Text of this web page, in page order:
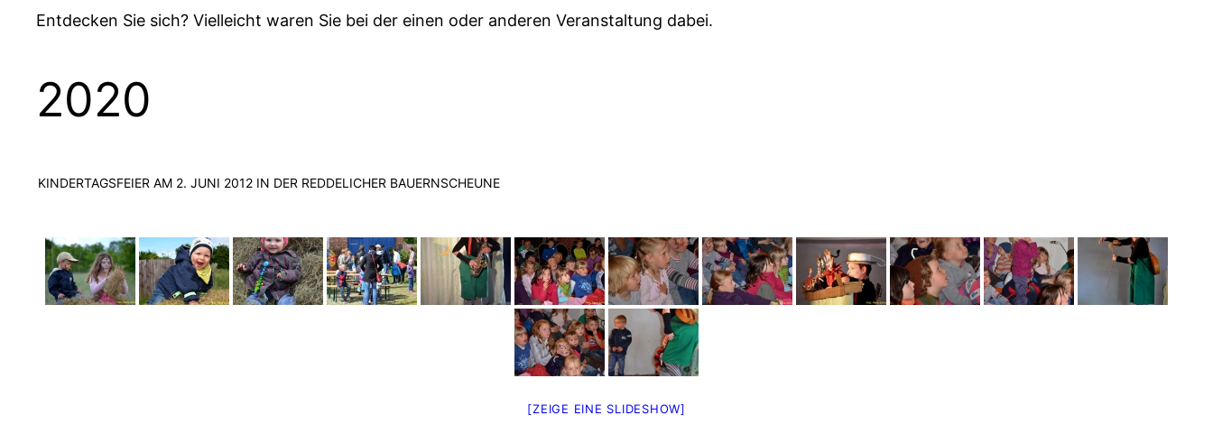
Entdecken Sie sich? Vielleicht waren Sie bei der einen oder anderen Veranstaltung dabei.
2020
KINDERTAGSFEIER AM 2. JUNI 2012 IN DER REDDELICHER BAUERNSCHEUNE
[ZEIGE EINE SLIDESHOW]